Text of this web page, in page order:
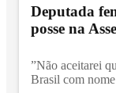
Deputada
posse na
”Não aceitarei
Brasil com